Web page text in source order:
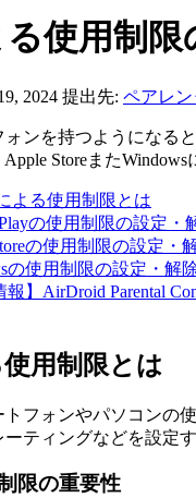
使用制限
2024 提出先: ペアレ
ンを持つようになる
Apple Storeまた
よる使用制限とは
の使用制限の設定・
の使用制限の設定・
の使用制限の設定・解
報】AirDroid Parental
用制限とは
フォンやパソコンの
ティングなどを設定
限の重要性